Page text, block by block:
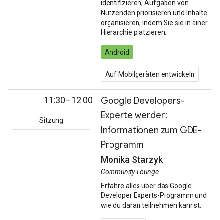
identifizieren, Aufgaben von
Nutzenden priorisieren und Inhalte
organisieren, indem Sie sie in einer
Hierarchie platzieren.
Android
Auf Mobilgeräten entwickeln
11:30–12:00
Sitzung
Google Developers-
Experte werden:
Informationen zum GDE-
Programm
Monika Starzyk
Community-Lounge
Erfahre alles über das Google
Developer Experts-Programm und
wie du daran teilnehmen kannst.